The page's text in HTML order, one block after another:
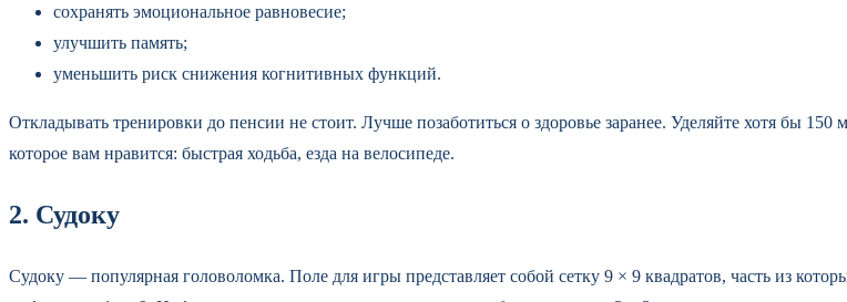
сохранять эмоциональное равновесие;
улучшить память;
уменьшить риск снижения когнитивных функций.
Откладывать тренировки до пенсии не стоит. Лучше позаботиться о здоровье заранее. Уделяйте хотя бы
которое вам нравится: быстрая ходьба, езда на велосипеде.
2. Судоку
Судоку — популярная головоломка. Поле для игры представляет собой сетку 9 × 9 квадратов, часть из